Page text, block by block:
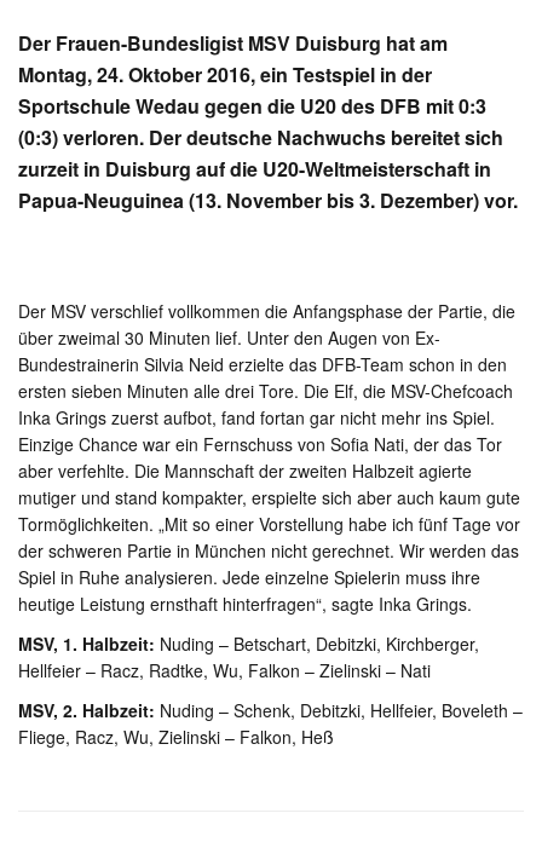
Der Frauen-Bundesligist MSV Duisburg hat am
Montag, 24. Oktober 2016, ein Testspiel in der
Sportschule Wedau gegen die U20 des DFB mit 0:3
(0:3) verloren. Der deutsche Nachwuchs bereitet sich
zurzeit in Duisburg auf die U20-Weltmeisterschaft in
Papua-Neuguinea (13. November bis 3. Dezember) vor.
Der MSV verschlief vollkommen die Anfangsphase der Partie, die
über zweimal 30 Minuten lief. Unter den Augen von Ex-
Bundestrainerin Silvia Neid erzielte das DFB-Team schon in den
ersten sieben Minuten alle drei Tore. Die Elf, die MSV-Chefcoach
Inka Grings zuerst aufbot, fand fortan gar nicht mehr ins Spiel.
Einzige Chance war ein Fernschuss von Sofia Nati, der das Tor
aber verfehlte. Die Mannschaft der zweiten Halbzeit agierte
mutiger und stand kompakter, erspielte sich aber auch kaum gute
Tormöglichkeiten. „Mit so einer Vorstellung habe ich fünf Tage vor
der schweren Partie in München nicht gerechnet. Wir werden das
Spiel in Ruhe analysieren. Jede einzelne Spielerin muss ihre
heutige Leistung ernsthaft hinterfragen“, sagte Inka Grings.
MSV, 1. Halbzeit: Nuding – Betschart, Debitzki, Kirchberger,
Hellfeier – Racz, Radtke, Wu, Falkon – Zielinski – Nati
MSV, 2. Halbzeit: Nuding – Schenk, Debitzki, Hellfeier, Boveleth –
Fliege, Racz, Wu, Zielinski – Falkon, Heß